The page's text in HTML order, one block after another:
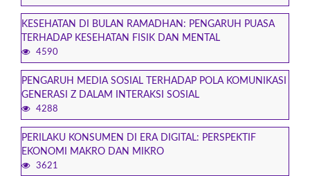
KESEHATAN DI BULAN RAMADHAN: PENGARUH PUASA
TERHADAP KESEHATAN FISIK DAN MENTAL
4590
PENGARUH MEDIA SOSIAL TERHADAP POLA KOMUNIKASI
GENERASI Z DALAM INTERAKSI SOSIAL
4288
PERILAKU KONSUMEN DI ERA DIGITAL: PERSPEKTIF
EKONOMI MAKRO DAN MIKRO
3621